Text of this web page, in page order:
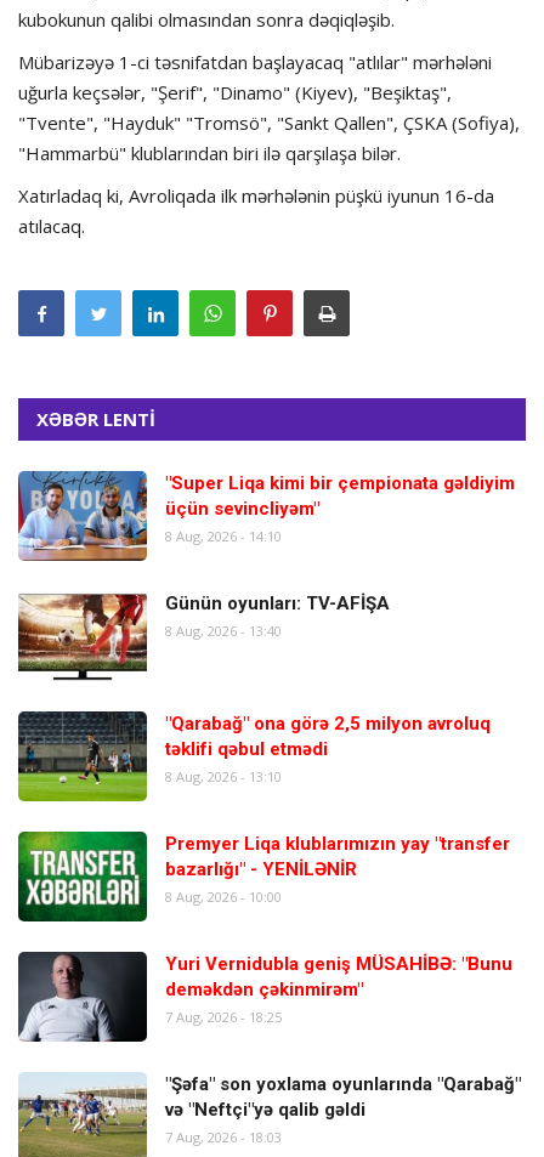
kubokunun qalibi olmasından sonra dəqiqləşib.
Mübarizəyə 1-ci təsnifatdan başlayacaq "atlılar" mərhələni
uğurla keçsələr, "Şerif", "Dinamo" (Kiyev), "Beşiktaş",
"Tvente", "Hayduk" "Tromsö", "Sankt Qallen", ÇSKA (Sofiya),
"Hammarbü" klublarından biri ilə qarşılaşa bilər.
Xatırladaq ki, Avroliqada ilk mərhələnin püşkü iyunun 16-da
atılacaq.
XƏBƏR LENTİ
"Super Liqa kimi bir çempionata gəldiyim
üçün sevincliyəm"
8 Aug, 2026 - 14:10
Günün oyunları: TV-AFİŞA
8 Aug, 2026 - 13:40
"Qarabağ" ona görə 2,5 milyon avroluq
təklifi qəbul etmədi
8 Aug, 2026 - 13:10
Premyer Liqa klublarımızın yay "transfer
bazarlığı" - YENİLƏNİR
8 Aug, 2026 - 10:00
Yuri Vernidubla geniş MÜSAHİBƏ: "Bunu
deməkdən çəkinmirəm"
7 Aug, 2026 - 18:25
"Şəfa" son yoxlama oyunlarında "Qarabağ"
və "Neftçi"yə qalib gəldi
7 Aug, 2026 - 18:03